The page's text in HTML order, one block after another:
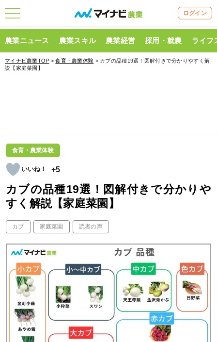
ログイン
農業ニュース 農業スキル 農業経営 採用・就農 ライフ
マイナビ農業TOP >食育・農業体験 > カブの品種19選！図解付きで分かりやすく解
説【家庭菜園】
食育・農業体験
+5
カブの品種19選！図解付きで分かりや
すく解説【家庭菜園】
カブ 家庭菜園 読者の声